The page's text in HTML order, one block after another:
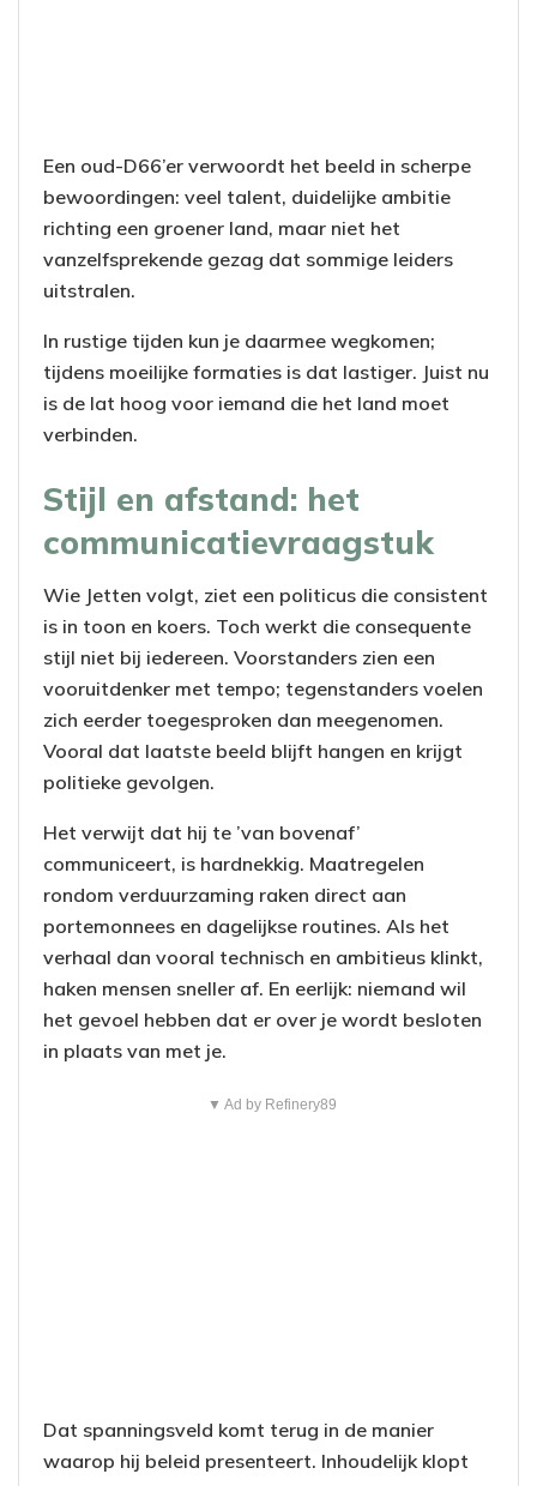
Een oud-D66’er verwoordt het beeld in scherpe
bewoordingen: veel talent, duidelijke ambitie
richting een groener land, maar niet het
vanzelfsprekende gezag dat sommige leiders
uitstralen.
In rustige tijden kun je daarmee wegkomen;
tijdens moeilijke formaties is dat lastiger. Juist nu
is de lat hoog voor iemand die het land moet
verbinden.
Stijl en afstand: het
communicatievraagstuk
Wie Jetten volgt, ziet een politicus die consistent
is in toon en koers. Toch werkt die consequente
stijl niet bij iedereen. Voorstanders zien een
vooruitdenker met tempo; tegenstanders voelen
zich eerder toegesproken dan meegenomen.
Vooral dat laatste beeld blijft hangen en krijgt
politieke gevolgen.
Het verwijt dat hij te ’van bovenaf’
communiceert, is hardnekkig. Maatregelen
rondom verduurzaming raken direct aan
portemonnees en dagelijkse routines. Als het
verhaal dan vooral technisch en ambitieus klinkt,
haken mensen sneller af. En eerlijk: niemand wil
het gevoel hebben dat er over je wordt besloten
in plaats van met je.
▼ Ad by Refinery89
Dat spanningsveld komt terug in de manier
waarop hij beleid presenteert. Inhoudelijk klopt